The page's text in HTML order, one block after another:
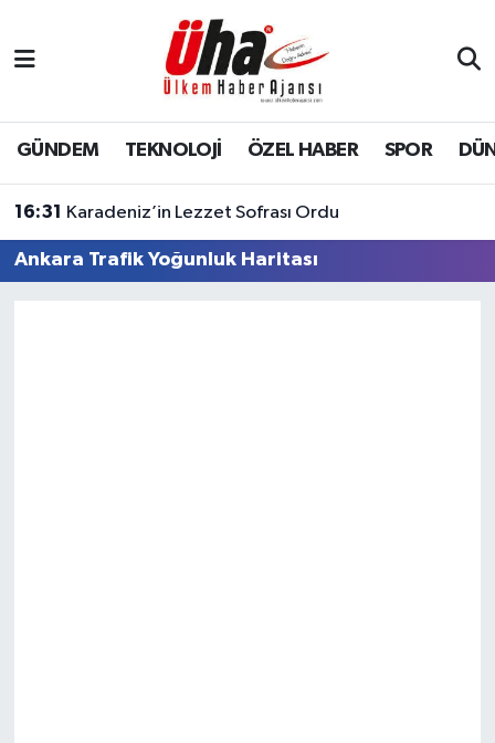
GÜNDEM TEKNOLOJİ ÖZEL HABER SPOR
16:31 Karadeniz’in Lezzet Sofrası Ordu
Ankara Trafik Yoğunluk Haritası
İstanbul Nöbetçi Eczaneler
İstanbul Hava Durumu
İstanbul Trafik Yoğunluk Haritası